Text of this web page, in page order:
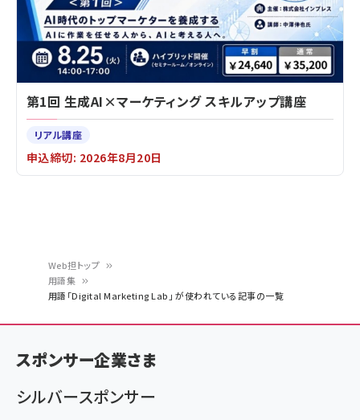
ン
く
ず
Web担トップ
用語集
用語「Digital Marketing Lab」 が使われている記事の一覧
第1回 生成AI×マーケティング スキルアップ講座
リアル講座
申込締切: 2026年8月20日
スポンサー企業さま
シルバースポンサー